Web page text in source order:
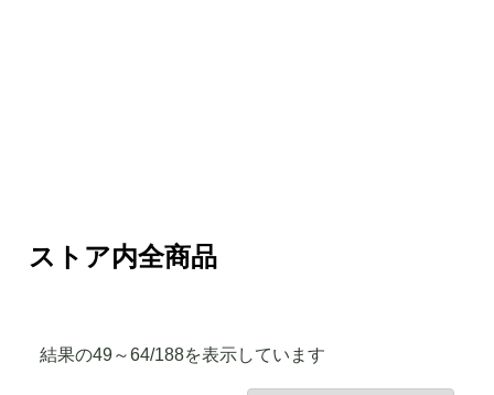
ストア内全商品
結果の49～64/188を表示しています
気